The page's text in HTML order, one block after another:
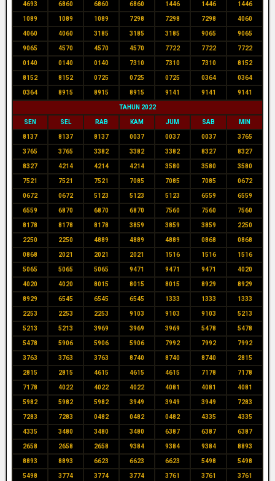
4693 6860 6860 6860 1446 1446 1446
1089 1089 1089 7298 7298 7298 4060
4060 4060 3185 3185 3185 9065 9065
9065 4570 4570 4570 7722 7722 7722
0140 0140 0140 7310 7310 7310 8152
8152 8152 0725 0725 0725 0364 0364
0364 8915 8915 8915 9141 9141 9141
TAHUN 2022
SEN SEL RAB KAM JUM SAB MIN
8137 8137 8137 0037 0037 0037 3765
3765 3765 3382 3382 3382 8327 8327
8327 4214 4214 4214 3580 3580 3580
7521 7521 7521 7085 7085 7085 0672
0672 0672 5123 5123 5123 6559 6559
6559 6870 6870 6870 7560 7560 7560
8178 8178 8178 3859 3859 3859 2250
2250 2250 4889 4889 4889 0868 0868
0868 2021 2021 2021 1516 1516 1516
5065 5065 5065 9471 9471 9471 4020
4020 4020 8015 8015 8015 8929 8929
8929 6545 6545 6545 1333 1333 1333
2253 2253 2253 9103 9103 9103 5213
5213 5213 3969 3969 3969 5478 5478
5478 5906 5906 5906 7992 7992 7992
3763 3763 3763 8740 8740 8740 2815
2815 2815 4615 4615 4615 7178 7178
7178 4022 4022 4022 4081 4081 4081
5982 5982 5982 3949 3949 3949 7283
7283 7283 0482 0482 0482 4335 4335
4335 3480 3480 3480 6387 6387 6387
2658 2658 2658 9384 9384 9384 8893
8893 8893 6623 6623 6623 5498 5498
5498 3774 3774 3774 3761 3761 3761